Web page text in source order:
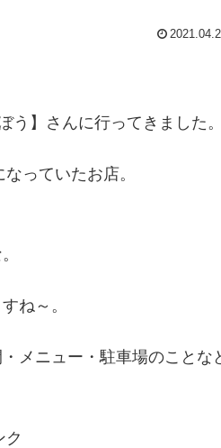
】さんに行ってきました。
っていたお店。
ね～。
メニュー・駐車場のことな
ク